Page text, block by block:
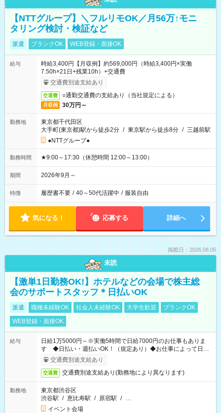
【NTTグループ】＼フルリモOK／月56万↑モニ
タリング検討・検証など
派遣 ブランクOK WEB登録・面接OK
給与
時給3,400円【月収例】約569,000円（時給3,400円×実働
7.50h×21日+残業10h）+交通費
交通費別途支給あり
交通費 ○通勤交通費の支給あり（当社規定による）
月収例 30万円～
勤務地
東京都千代田区
大手町(東京都)駅から徒歩2分 / 東京駅から徒歩8分 / 三越前駅
●NTTグループ●
勤務時間 ★9:00～17:30（休憩時間 12:00～13:00）
期間 2026年9月～
特徴 履歴書不要 / 40～50代活躍中 / 服装自由
気になる！ 応募する 詳細へ
掲載日：2026.08.05
未読
【激単1日勤務OK!】ホテルなどの会場で株主総
会のサポートスタッフ＊日払いOK
派遣 職種未経験OK 社会人未経験OK 大学生歓迎
ブランクOK
WEB登録・面接OK
給与
日給1万5000円～※実働5時間で日給7000円のお仕事もありま
す ◆日払い・週払いOK！（規定あり）◆お仕事によって日給
も異なります
交通費別途支給あり
交通費 交通費別途支給あり(勤務地により異なります)
勤務地
東京都渋谷区
渋谷駅 / 恵比寿駅 / 原宿駅 / …
イベント会場